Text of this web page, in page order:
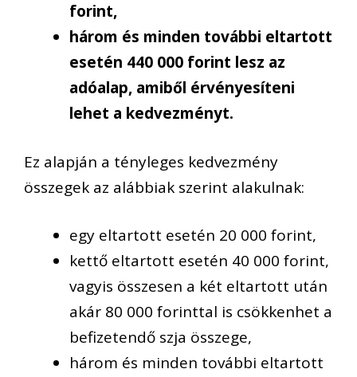
forint,
három és minden további eltartott
esetén 440 000 forint lesz az
adóalap, amiből érvényesíteni
lehet a kedvezményt.
Ez alapján a tényleges kedvezmény
összegek az alábbiak szerint alakulnak:
egy eltartott esetén 20 000 forint,
kettő eltartott esetén 40 000 forint,
vagyis összesen a két eltartott után
akár 80 000 forinttal is csökkenhet a
befizetendő szja összege,
három és minden további eltartott